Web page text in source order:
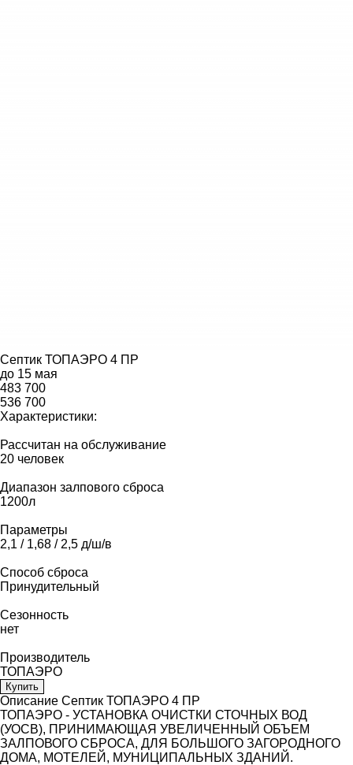
Септик ТОПАЭРО 4 ПР
до 15 мая
483 700
536 700
Характеристики:
Рассчитан на обслуживание
20 человек
Диапазон залпового сброса
1200л
Параметры
2,1 / 1,68 / 2,5 д/ш/в
Способ сброса
Принудительный
Сезонность
нет
Производитель
ТОПАЭРО
Купить
Описание Септик ТОПАЭРО 4 ПР
ТОПАЭРО - УСТАНОВКА ОЧИСТКИ СТОЧНЫХ ВОД
(УОСВ), ПРИНИМАЮЩАЯ УВЕЛИЧЕННЫЙ ОБЪЕМ
ЗАЛПОВОГО СБРОСА, ДЛЯ БОЛЬШОГО ЗАГОРОДНОГО
ДОМА, МОТЕЛЕЙ, МУНИЦИПАЛЬНЫХ ЗДАНИЙ.